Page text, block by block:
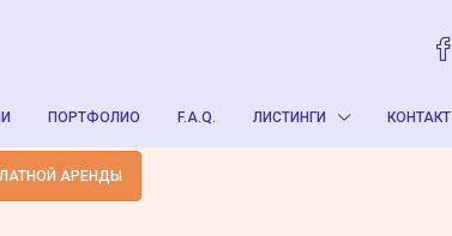
ПОРТФОЛИО F.A.Q. ЛИСТИНГИ КОНТАКТ
АРЕНДЫ